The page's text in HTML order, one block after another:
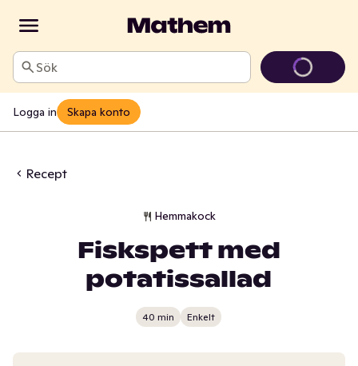
Sök
Logga in Skapa konto
Recept
Hemmakock
Fiskspett med
potatissallad
40 min Enkelt